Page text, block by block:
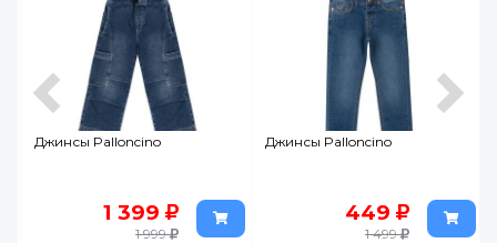
Джинсы Palloncino
449
1 499
Джинсы Palloncino
1 049
1 499